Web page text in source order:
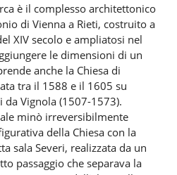
è il complesso architettonico
di Vienna a Rieti, costruito a
XIV secolo e ampliatosi nel
le dimensioni di un
anche la Chiesa di
tra il 1588 e il 1605 su
da Vignola (1507-1573).
minò irreversibilmente
della Chiesa con la
sala Severi, realizzata da un
passaggio che separava la